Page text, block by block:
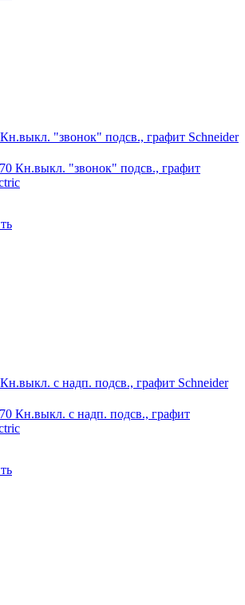
"звонок" подсв., графит Schneider
с надп. подсв., графит Schneider